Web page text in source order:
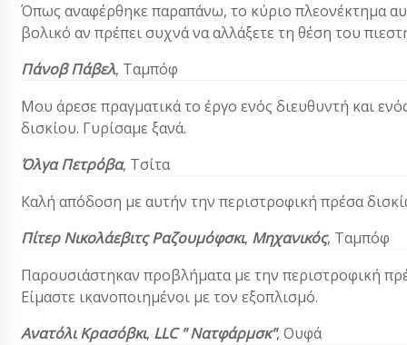
Όπως αναφέρθηκε παραπάνω, το κύριο πλεονέκτημα
βολικό αν πρέπει συχνά να αλλάξετε τη θέση του
Πάνοβ Πάβελ, Ταμπόφ
Μου άρεσε πραγματικά το έργο ενός διευθυντή και
δισκίου. Γυρίσαμε ξανά.
Όλγα Πετρόβα, Τσίτα
Καλή απόδοση με αυτήν την περιστροφική πρέσα
Πίτερ Νικολάεβιτς Ραζουμόφσκι, Μηχανικός, Ταμπόφ
Παρουσιάστηκαν προβλήματα με την περιστροφική
Είμαστε ικανοποιημένοι με τον εξοπλισμό.
Ανατόλι Κρασόβκι, LLC " Νατφάρμσκ", Ουφά